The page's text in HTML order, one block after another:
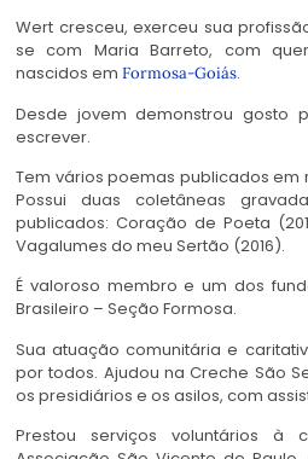
Wert cresceu, exerceu sua
se com Maria Barreto, com
nascidos em Formosa-Goiás.
Desde jovem demonstrou gosto
escrever.
Tem vários poemas publicados em
Possui duas coletâneas
publicados: Coração de Poeta
Vagalumes do meu Sertão (2016).
É valoroso membro e um dos
Brasileiro – Seção Formosa.
Sua atuação comunitária e
por todos. Ajudou na Creche São
os presidiários e os asilos, com
Prestou serviços voluntários